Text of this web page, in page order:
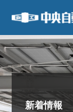
新着情報